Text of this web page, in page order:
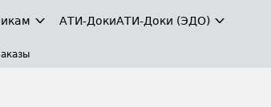
АТИ-ДокиАТИ-Доки (ЭДО)